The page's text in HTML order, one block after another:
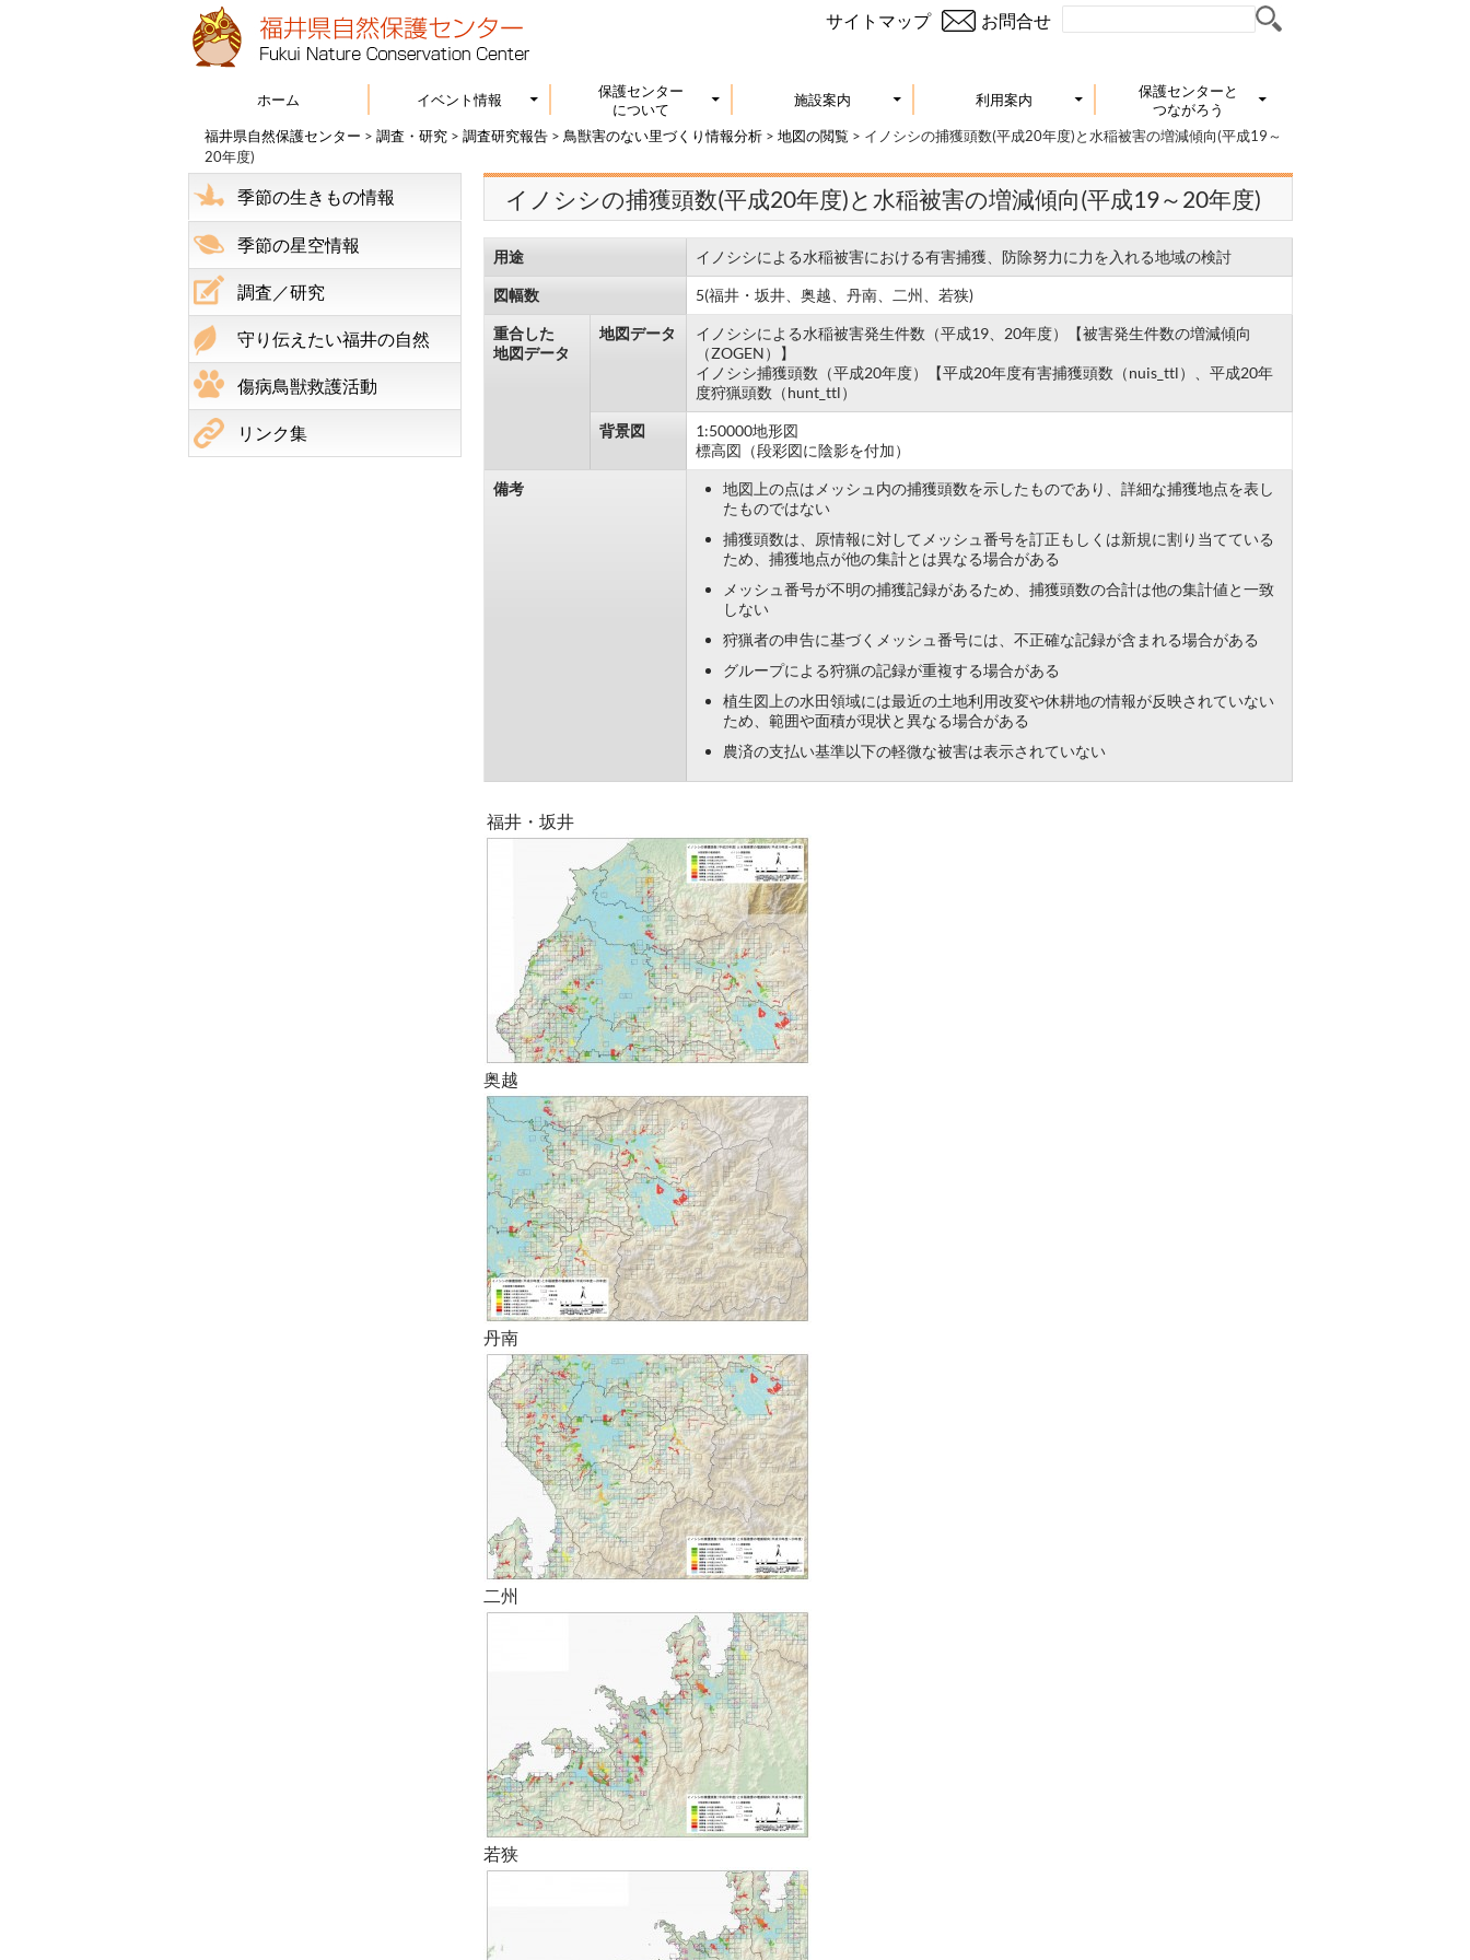
お問合せ
サイトマップ
ホーム イベント情報
保護センター
について
施設案内 利用案内
保護センターと
つながろう
福井県自然保護センター > 調査・研究 > 調査研究報告 > 鳥獣害のない里づくり情報分析 > 地図の閲覧 > イノシシの捕獲頭数(平成20年度)と水稲被害の増減傾向(平成19～
20年度)
イノシシの捕獲頭数(平成20年度)と水稲被害の増減傾向(平成19～20年度)
用途 イノシシによる水稲被害における有害捕獲、防除努力に力を入れる地域の検討
図幅数 5(福井・坂井、奥越、丹南、二州、若狭)
重合した
地図データ
地図データ
イノシシによる水稲被害発生件数（平成19、20年度）【被害発生件数の増減傾向
（ZOGEN）】
イノシシ捕獲頭数（平成20年度）【平成20年度有害捕獲頭数（nuis_ttl）、平成20年
度狩猟頭数（hunt_ttl）
背景図
1:50000地形図
標高図（段彩図に陰影を付加）
備考
地図上の点はメッシュ内の捕獲頭数を示したものであり、詳細な捕獲地点を表し
たものではない
捕獲頭数は、原情報に対してメッシュ番号を訂正もしくは新規に割り当てている
ため、捕獲地点が他の集計とは異なる場合がある
メッシュ番号が不明の捕獲記録があるため、捕獲頭数の合計は他の集計値と一致
しない
狩猟者の申告に基づくメッシュ番号には、不正確な記録が含まれる場合がある
グループによる狩猟の記録が重複する場合がある
植生図上の水田領域には最近の土地利用改変や休耕地の情報が反映されていない
ため、範囲や面積が現状と異なる場合がある
農済の支払い基準以下の軽微な被害は表示されていない
福井・坂井
奥越
丹南
二州
若狭
季節の生きもの情報
季節の星空情報
調査／研究
守り伝えたい福井の自然
傷病鳥獣救護活動
リンク集